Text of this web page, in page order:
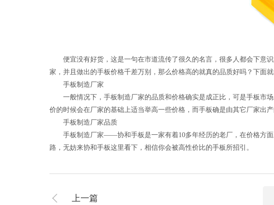
便宜没有好货，这是一句在市道流传了很久的名言，很多人都会下意识
家，并且做出的手板价格千差万别，那么价格高的就真的品质好吗？下面
手板制造厂家
一般情况下，手板制造厂家的品质和价格确实是成正比，可是手板市场
价的时候会在厂家的基础上适当举高一些价格，而手板确是由其它厂家出
手板制造厂家品质
手板制造厂家——协和手板是一家有着10多年经历的老厂，在价格方面
路，无妨来协和手板这里看下，相信你会被高性价比的手板所招引。
上一篇